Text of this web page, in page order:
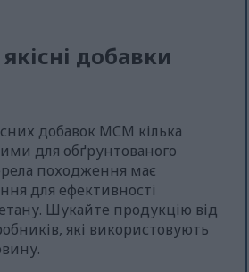
добавки
добавок МСМ кілька
для обґрунтованого
походження має
для ефективності
Шукайте продукцію від
які використовують